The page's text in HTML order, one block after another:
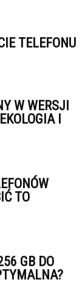
TELEFONU
W WERSJI
I
TO
GB DO